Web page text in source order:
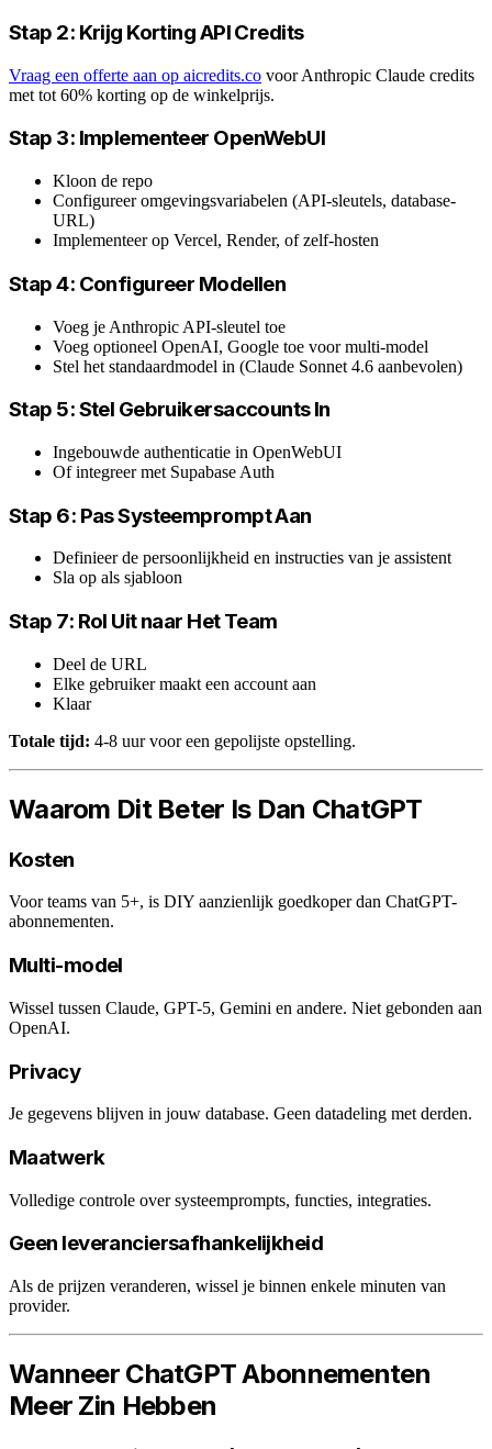
Stap 2: Krijg Korting API Credits
Vraag een offerte aan op aicredits.co voor Anthropic Claude credits
met tot 60% korting op de winkelprijs.
Stap 3: Implementeer OpenWebUI
Kloon de repo
Configureer omgevingsvariabelen (API-sleutels, database-
URL)
Implementeer op Vercel, Render, of zelf-hosten
Stap 4: Configureer Modellen
Voeg je Anthropic API-sleutel toe
Voeg optioneel OpenAI, Google toe voor multi-model
Stel het standaardmodel in (Claude Sonnet 4.6 aanbevolen)
Stap 5: Stel Gebruikersaccounts In
Ingebouwde authenticatie in OpenWebUI
Of integreer met Supabase Auth
Stap 6: Pas Systeemprompt Aan
Definieer de persoonlijkheid en instructies van je assistent
Sla op als sjabloon
Stap 7: Rol Uit naar Het Team
Deel de URL
Elke gebruiker maakt een account aan
Klaar
Totale tijd: 4-8 uur voor een gepolijste opstelling.
Waarom Dit Beter Is Dan ChatGPT
Kosten
Voor teams van 5+, is DIY aanzienlijk goedkoper dan ChatGPT-
abonnementen.
Multi-model
Wissel tussen Claude, GPT-5, Gemini en andere. Niet gebonden aan
OpenAI.
Privacy
Je gegevens blijven in jouw database. Geen datadeling met derden.
Maatwerk
Volledige controle over systeemprompts, functies, integraties.
Geen leveranciersafhankelijkheid
Als de prijzen veranderen, wissel je binnen enkele minuten van
provider.
Wanneer ChatGPT Abonnementen
Meer Zin Hebben